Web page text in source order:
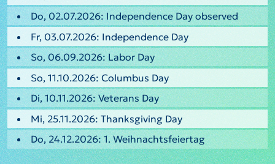
Do, 02.07.2026: Independence Day observed
Fr, 03.07.2026: Independence Day
So, 06.09.2026: Labor Day
So, 11.10.2026: Columbus Day
Di, 10.11.2026: Veterans Day
Mi, 25.11.2026: Thanksgiving Day
Do, 24.12.2026: 1. Weihnachtsfeiertag